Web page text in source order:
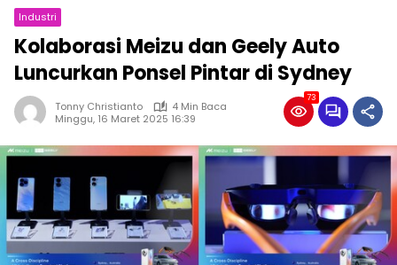
Industri
Kolaborasi Meizu dan Geely Auto
Luncurkan Ponsel Pintar di Sydney
Tonny Christianto
4 Min Baca
Minggu, 16 Maret 2025 16:39
73